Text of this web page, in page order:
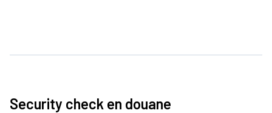
Security check en douane